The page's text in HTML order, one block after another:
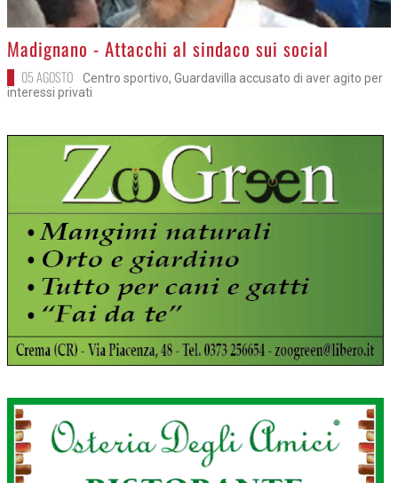
>Madignano - Attacchi al sindaco sui social
05 AGOSTO
Centro sportivo, Guardavilla accusato di aver agito per
interessi privati